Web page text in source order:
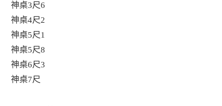
神桌3尺6
神桌4尺2
神桌5尺1
神桌5尺8
神桌6尺3
神桌7尺